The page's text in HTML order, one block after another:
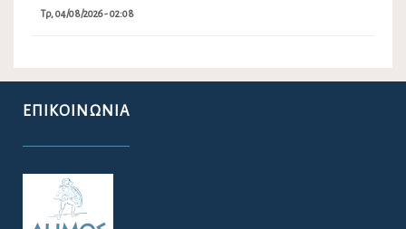
Τρ, 04/08/2026 - 02:08
ΕΠΙΚΟΙΝΩΝΊΑ